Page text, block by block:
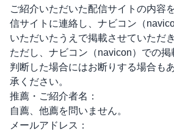
ご紹介いただいた配信サイトの内容
信サイトに連絡し、 ナビコン（
いただいたうえで掲載させていただき
ただし、 ナビコン（navicon） での掲
判断した場合にはお断りする場合も
承ください。
推薦・ご紹介者名：
自薦、他薦を問いません。
メールアドレス：